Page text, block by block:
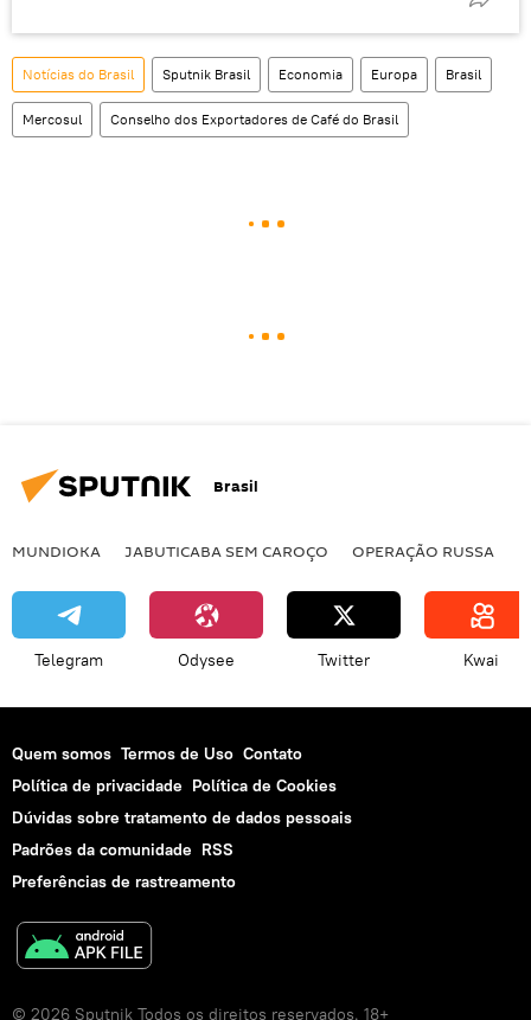
Notícias do Brasil Sputnik Brasil Economia Europa Brasil
Mercosul Conselho dos Exportadores de Café do Brasil
Brasil
MUNDIOKA JABUTICABA SEM CAROÇO OPERAÇÃO RUSSA
Telegram Odysee Twitter Kwai
Quem somos Termos de Uso Contato
Política de privacidade Política de Cookies
Dúvidas sobre tratamento de dados pessoais
Padrões da comunidade RSS
Preferências de rastreamento
© 2026 Sputnik Todos os direitos reservados. 18+